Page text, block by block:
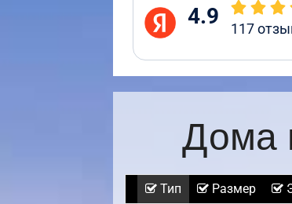
4.9 117
Дома
Тип Размер